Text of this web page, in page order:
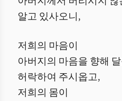
알고 있사오니,
저희의 마음이
아버지의 마음을 향해
허락하여 주시옵고,
저희의 몸이